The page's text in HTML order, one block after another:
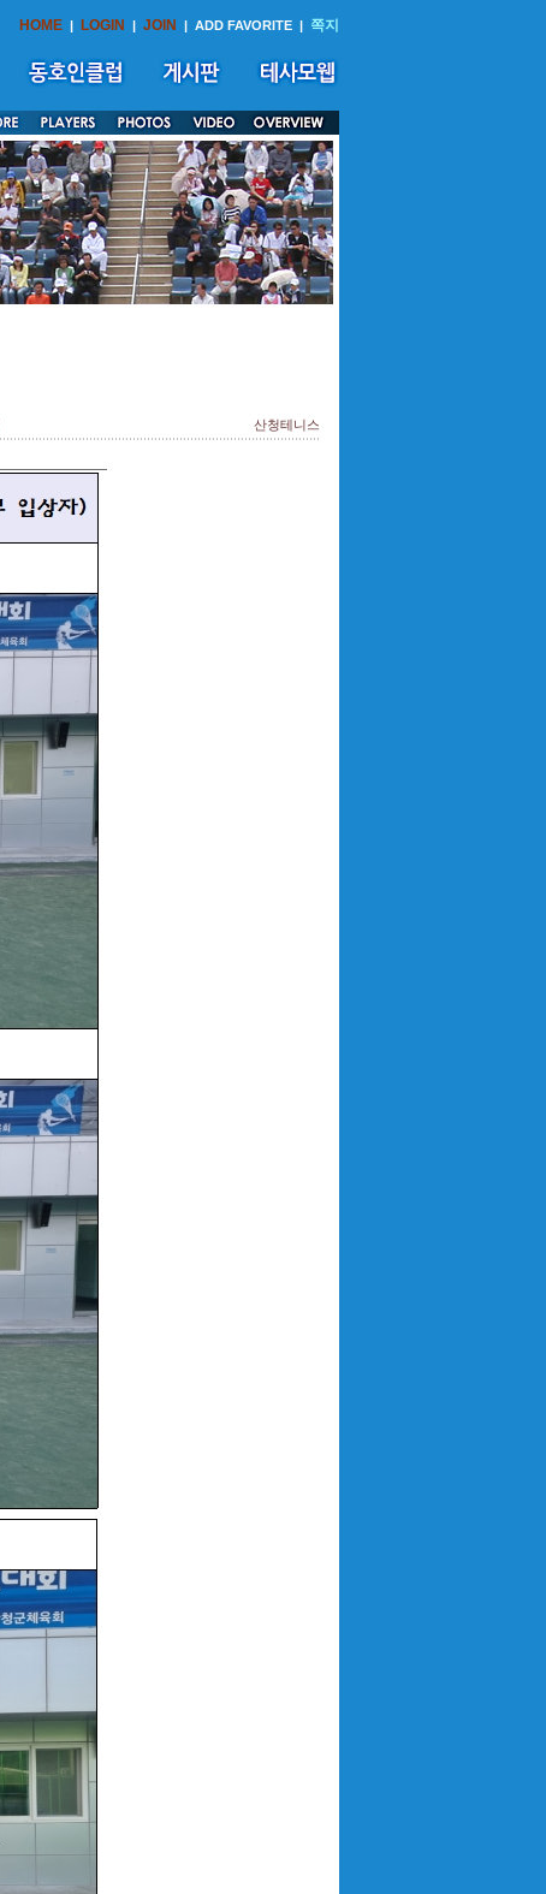
HOME | LOGIN | JOIN | ADD FAVORITE | 쪽지
산청테니스